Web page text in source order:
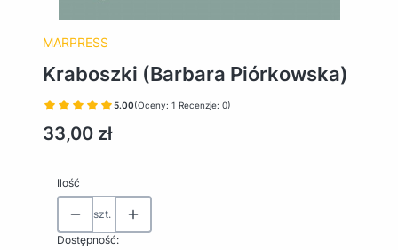
MARPRESS
Kraboszki (Barbara Piórkowska)
5.00(Oceny: 1 Recenzje: 0)
Cena
33,00 zł
Ilość
szt.
Dostępność: